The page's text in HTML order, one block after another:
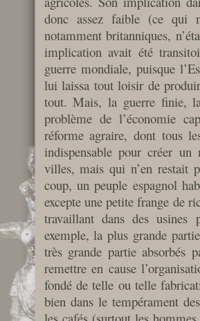
donc assez faible (ce qui
notamment britanniques,
implication avait été
guerre mondiale, puisque
lui laissa tout loisir de
tout. Mais, la guerre finie,
problème de l’économie
réforme agraire, dont tous
indispensable pour créer
villes, mais qui n’en restait
coup, un peuple espagnol
excepte une petite frange de
travaillant dans des usines
exemple, la plus grande
très grande partie absorbés
remettre en cause
fondé de telle ou telle
bien dans le tempérament